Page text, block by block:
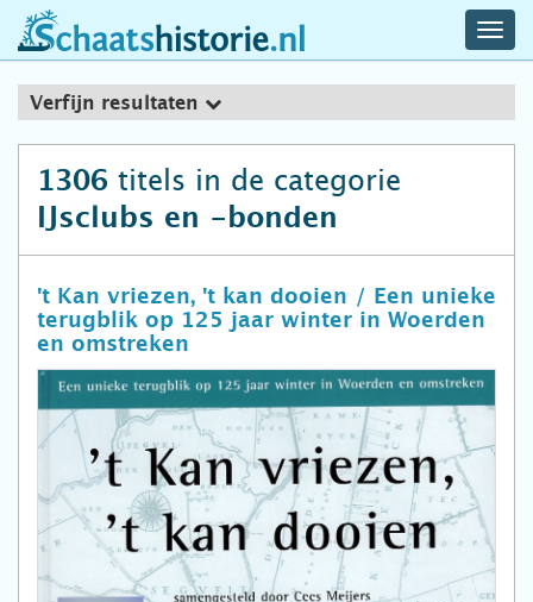
schaatshistorie.nl
Verfijn resultaten
1306 titels in de categorie
IJsclubs en -bonden
't Kan vriezen, 't kan dooien / Een unieke
terugblik op 125 jaar winter in Woerden
en omstreken